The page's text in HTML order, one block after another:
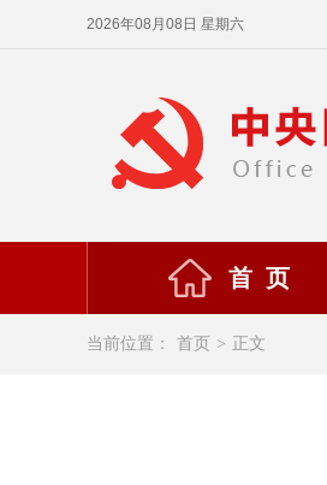
2026年08月08日 星期六
首 页
当前位置： 首页 > 正文